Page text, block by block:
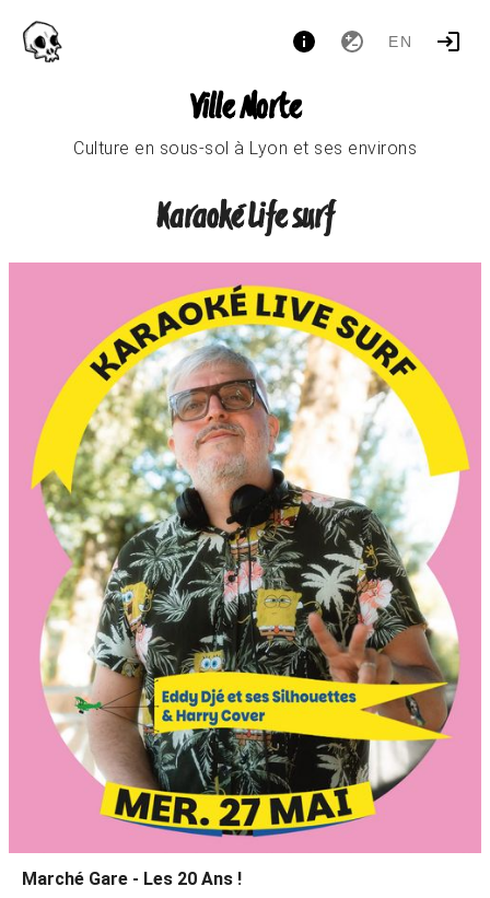
EN
Ville Morte
Culture en sous-sol à Lyon et ses environs
Karaoké Life surf
Marché Gare - Les 20 Ans !